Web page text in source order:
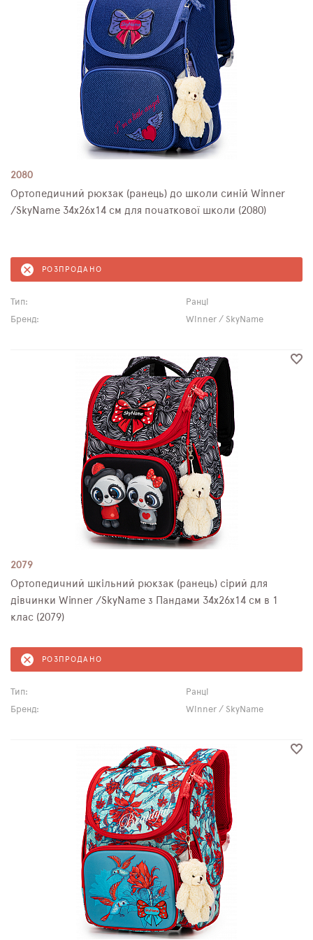
2080
Ортопедичний рюкзак (ранець) до школи синій Winner
/SkyName 34х26х14 см для початкової школи (2080)
РОЗПРОДАНО
Тип:
Ранці
Бренд:
Winner / SkyName
2079
Ортопедичний шкільний рюкзак (ранець) сірий для
дівчинки Winner /SkyName з Пандами 34х26х14 см в 1
клас (2079)
РОЗПРОДАНО
Тип:
Ранці
Бренд:
Winner / SkyName